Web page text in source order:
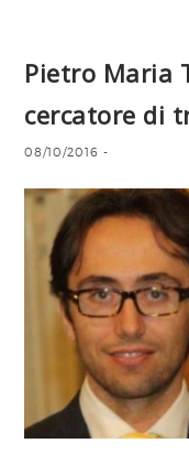
Pietro Maria
cercatore di
08/10/2016 -